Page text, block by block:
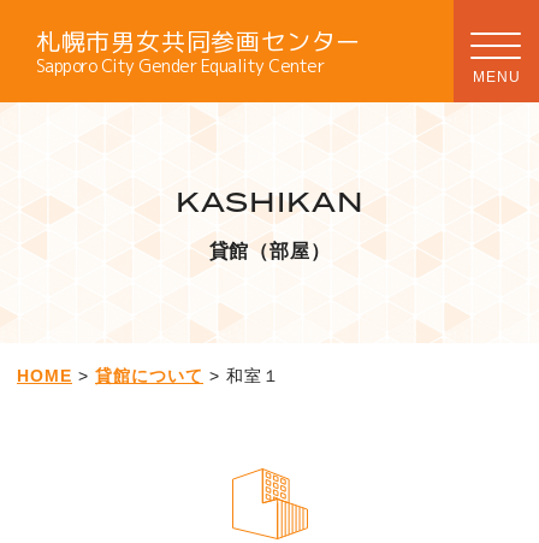
札幌市男女共同参画センター
Sapporo City Gender Equality Center
KASHIKAN
貸館（部屋）
HOME > 貸館について > 和室１